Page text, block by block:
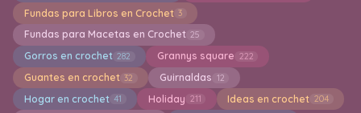
Fundas para Libros en Crochet 3
Fundas para Macetas en Crochet 25
Gorros en crochet 282 Grannys square 222
Guantes en crochet 32 Guirnaldas 12
Hogar en crochet 41 Holiday 211 Ideas en crochet 204